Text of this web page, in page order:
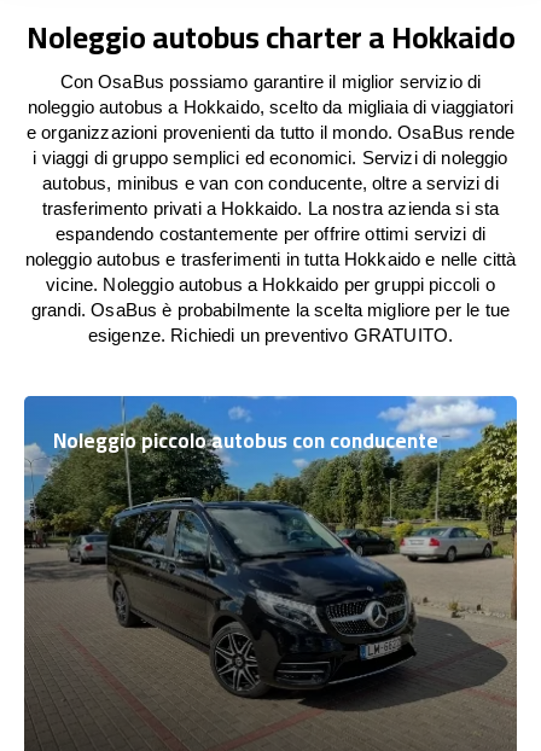
Noleggio autobus charter a Hokkaido
Con OsaBus possiamo garantire il miglior servizio di
noleggio autobus a Hokkaido, scelto da migliaia di viaggiatori
e organizzazioni provenienti da tutto il mondo. OsaBus rende
i viaggi di gruppo semplici ed economici. Servizi di noleggio
autobus, minibus e van con conducente, oltre a servizi di
trasferimento privati a Hokkaido. La nostra azienda si sta
espandendo costantemente per offrire ottimi servizi di
noleggio autobus e trasferimenti in tutta Hokkaido e nelle città
vicine. Noleggio autobus a Hokkaido per gruppi piccoli o
grandi. OsaBus è probabilmente la scelta migliore per le tue
esigenze. Richiedi un preventivo GRATUITO.
Noleggio piccolo autobus con conducente